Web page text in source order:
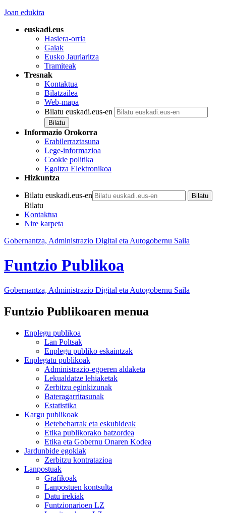
Joan edukira
euskadi.eus
Hasiera-orria
Gaiak
Eusko Jaurlaritza
Tramiteak
Tresnak
Kontaktua
Bilatzailea
Web-mapa
Bilatu euskadi.eus-en
Informazio Orokorra
Erabilerraztasuna
Lege-informazioa
Cookie politika
Egoitza Elektronikoa
Hizkuntza
Bilatu euskadi.eus-en
Bilatu
Kontaktua
Nire karpeta
Gobernantza, Administrazio Digital eta Autogobernu Saila
Funtzio Publikoa
Gobernantza, Administrazio Digital eta Autogobernu Saila
Funtzio Publikoaren menua
Enplegu publikoa
Lan Poltsak
Enplegu publiko eskaintzak
Enplegatu publikoak
Administrazio-egoeren aldaketa
Lekualdatze lehiaketak
Zerbitzu eginkizunak
Bateragarritasunak
Estatistika
Kargu publikoak
Betebeharrak eta eskubideak
Etika publikorako batzordea
Etika eta Gobernu Onaren Kodea
Jardunbide egokiak
Zerbitzu kontratazioa
Lanpostuak
Grafikoak
Lanpostuen kontsulta
Datu irekiak
Funtzionarioen LZ